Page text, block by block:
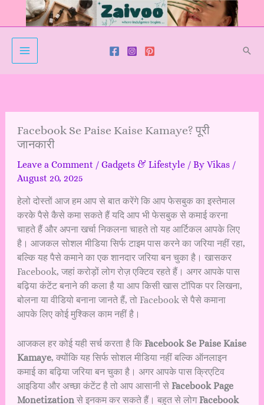
Facebook Se Paise Kaise Kamaye? पूरी
जानकारी
Leave a Comment / Gadgets & Lifestyle/ By Vikas /
August 20, 2025
हेलो दोस्तों आज हम आप से बात करेंगे कि आप फेसबुक का इस्तेमाल
करके पैसे कैसे कमा सकते हैं यदि आप भी फेसबुक से कमाई करना
चाहते हैं और अपना खर्चा निकलना चाहते तो यह आर्टिकल आपके लिए
है। आजकल सोशल मीडिया सिर्फ टाइम पास करने का जरिया नहीं रहा,
बल्कि यह पैसे कमाने का एक शानदार जरिया बन चुका है। खासकर
Facebook, जहां करोड़ों लोग रोज़ एक्टिव रहते हैं। अगर आपके पास
बढ़िया कंटेंट बनाने की कला है या आप किसी खास टॉपिक पर लिखना,
बोलना या वीडियो बनाना जानते हैं, तो Facebook से पैसे कमाना
आपके लिए कोई मुश्किल काम नहीं है।
आजकल हर कोई यही सर्च करता है कि Facebook Se Paise Kaise
Kamaye, क्योंकि यह सिर्फ सोशल मीडिया नहीं बल्कि ऑनलाइन
कमाई का बढ़िया जरिया बन चुका है। अगर आपके पास क्रिएटिव
आइडिया और अच्छा कंटेंट है तो आप आसानी से Facebook Page
Monetizationसे इनकम कर सकते हैं। बहुत से लोग Facebook